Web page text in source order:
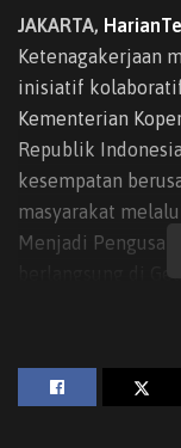
JAKARTA,
Ketenagakerjaan
inisiatif kolaboratif
Kementerian
Republik
kesempatan
masyarakat
Menjadi
ekosistem digital
Mitra Merchant.